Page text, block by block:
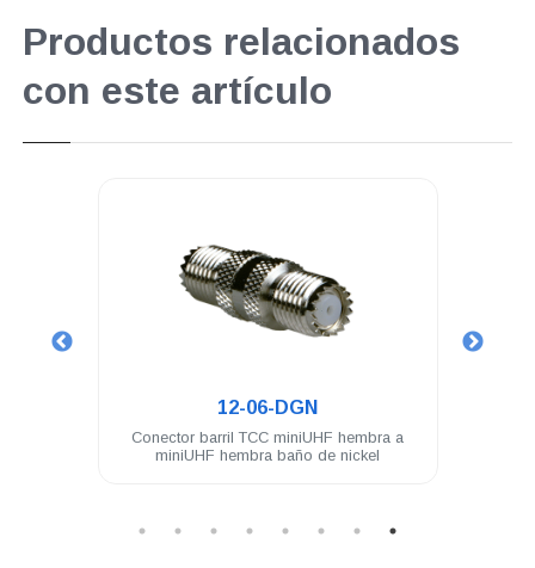
Productos relacionados
con este artículo
Conector barril TCC miniUHF hembra a
miniUHF hembra baño de nickel
Conector TCC